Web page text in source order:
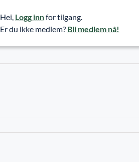
Hei, Logg innfor tilgang.
Er du ikke medlem? Bli medlem nå!